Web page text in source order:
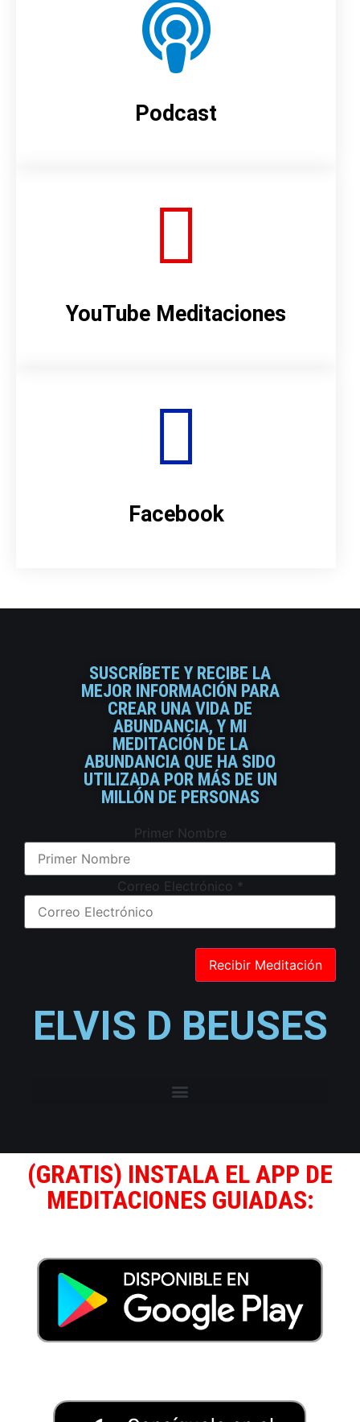
Podcast
YouTube Meditaciones
Facebook
SUSCRÍBETE Y RECIBE LA
MEJOR INFORMACIÓN PARA
CREAR UNA VIDA DE
ABUNDANCIA, Y MI
MEDITACIÓN DE LA
ABUNDANCIA QUE HA SIDO
UTILIZADA POR MÁS DE UN
MILLÓN DE PERSONAS
Primer Nombre
Correo Electrónico *
ELVIS D BEUSES
(GRATIS) INSTALA EL APP DE
MEDITACIONES GUIADAS: